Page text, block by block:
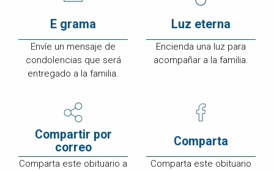
E grama
Envíe un mensaje de
condolencias que será
entregado a la familia.
Luz eterna
Encienda una luz para
acompañar a la familia.
Compartir por
correo
Comparta este obituario a
Comparta
Comparta este obituario